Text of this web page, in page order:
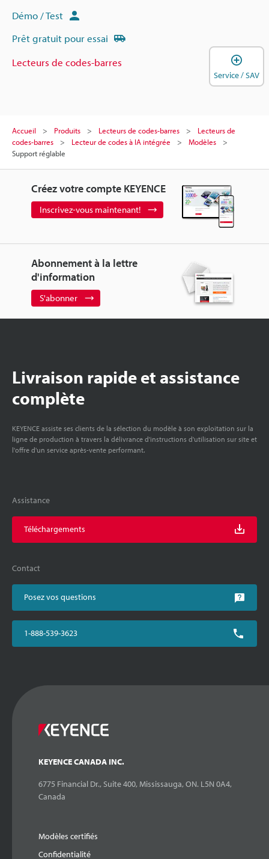
Démo / Test
Prêt gratuit pour essai
Lecteurs de codes-barres
Accueil Produits Lecteurs de codes-barres
Lecteurs de
codes-barres
Lecteur de codes à IA intégrée
Modèles
Support réglable
Créez votre compte KEYENCE
Inscrivez-vous maintenant!
Abonnement à la lettre
d'information
S'abonner
Livraison rapide et assistance
complète
KEYENCE assiste ses clients de la sélection du modèle à son exploitation sur la
ligne de production à travers la délivrance d'instructions d'utilisation sur site et
l'offre d'un service après-vente performant.
Assistance
Téléchargements
Contact
Posez vos questions
1-888-539-3623
KEYENCE CANADA INC.
6775 Financial Dr., Suite 400, Mississauga, ON. L5N 0A4,
Canada
Modèles certifiés
Confidentialité
Service / SAV